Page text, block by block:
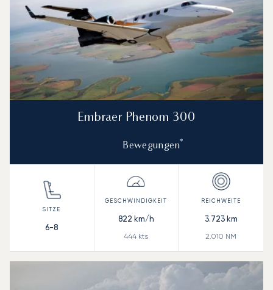
Embraer Phenom 300
Bewegungen*
6-8
822 km/h
444 kts
3.723km
2.010 NM